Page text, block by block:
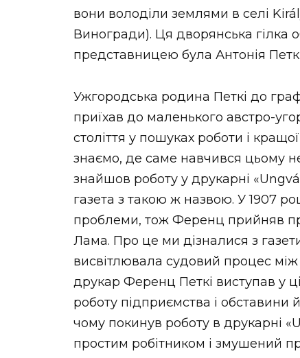
вони володіли землями в селі
Виногради). Ця дворянська гілка
представницею була Антонія
Ужгородська родина Петкі до
приїхав до маленького австро-
століття у пошуках роботи і
знаємо, де саме навчився цьому
знайшов роботу у друкарні
газета з такою ж назвою. У 1907
проблеми, тож Ференц прийняв
Лама. Про це ми дізналися з
висвітлювала судовий процес
друкар Ференц Петкі виступав у
роботу підприємства і обставини
чому покинув роботу в друкарні
простим робітником і змушений